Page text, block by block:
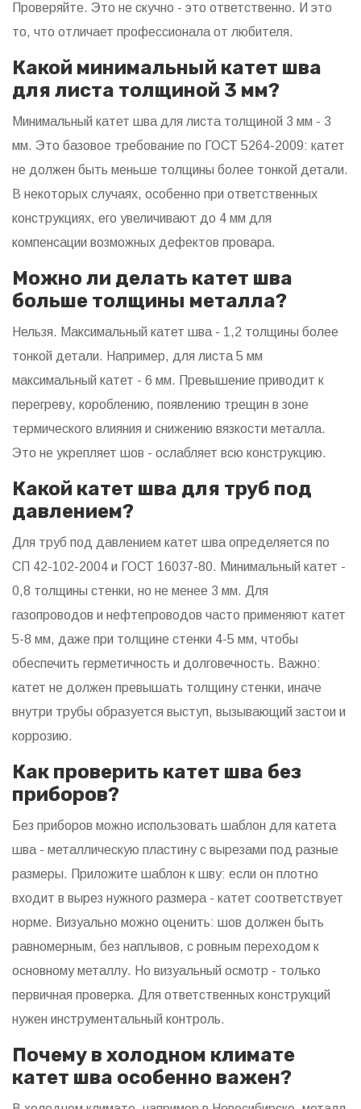
Проверяйте. Это не скучно - это ответственно. И это
то, что отличает профессионала от любителя.
Какой минимальный катет шва
для листа толщиной 3 мм?
Минимальный катет шва для листа толщиной 3 мм - 3
мм. Это базовое требование по ГОСТ 5264-2009: катет
не должен быть меньше толщины более тонкой детали.
В некоторых случаях, особенно при ответственных
конструкциях, его увеличивают до 4 мм для
компенсации возможных дефектов провара.
Можно ли делать катет шва
больше толщины металла?
Нельзя. Максимальный катет шва - 1,2 толщины более
тонкой детали. Например, для листа 5 мм
максимальный катет - 6 мм. Превышение приводит к
перегреву, короблению, появлению трещин в зоне
термического влияния и снижению вязкости металла.
Это не укрепляет шов - ослабляет всю конструкцию.
Какой катет шва для труб под
давлением?
Для труб под давлением катет шва определяется по
СП 42-102-2004 и ГОСТ 16037-80. Минимальный катет -
0,8 толщины стенки, но не менее 3 мм. Для
газопроводов и нефтепроводов часто применяют катет
5-8 мм, даже при толщине стенки 4-5 мм, чтобы
обеспечить герметичность и долговечность. Важно:
катет не должен превышать толщину стенки, иначе
внутри трубы образуется выступ, вызывающий застои и
коррозию.
Как проверить катет шва без
приборов?
Без приборов можно использовать шаблон для катета
шва - металлическую пластину с вырезами под разные
размеры. Приложите шаблон к шву: если он плотно
входит в вырез нужного размера - катет соответствует
норме. Визуально можно оценить: шов должен быть
равномерным, без наплывов, с ровным переходом к
основному металлу. Но визуальный осмотр - только
первичная проверка. Для ответственных конструкций
нужен инструментальный контроль.
Почему в холодном климате
катет шва особенно важен?